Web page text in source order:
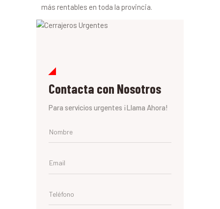
más rentables en toda la provincia.
Contacta con Nosotros
Para servicios urgentes ¡Llama Ahora!